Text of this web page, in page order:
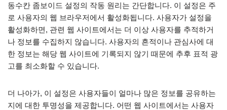
동수칸 좀보이드 설정의 작동 원리는 간단합니다. 이 설정은 주
로 사용자의 웹 브라우저에서 활성화됩니다. 사용자가 설정을
활성화하면, 관련 웹 사이트에서는 더 이상 사용자를 추적하거
나 정보를 수집하지 않습니다. 사용자의 흔적이나 관심사에 대
한 정보는 해당 웹 사이트에 기록되지 않기 때문에 추후 표적 광
고를 최소화할 수 있습니다.
더 나아가, 이 설정은 사용자들이 얼마나 많은 정보를 공유하는
지에 대한 투명성을 제공합니다. 어떤 웹 사이트에서는 사용자